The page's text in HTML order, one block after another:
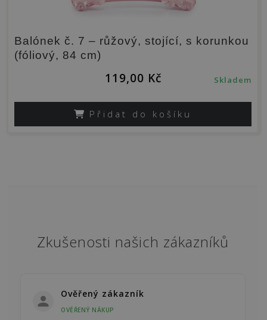
Balónek č. 7 – růžový, stojící, s korunkou
(fóliový, 84 cm)
119,00 Kč Skladem
Přidat do košíku
Zkušenosti našich zákazníků
Ověřený zákazník
OVĚŘENÝ NÁKUP